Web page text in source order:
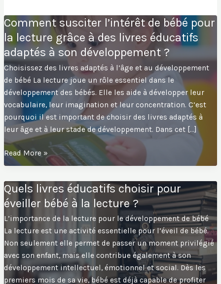
Comment susciter l’intérêt de bébé pour
la lecture grâce à des livres éducatifs
adaptés à son développement ?
Choisissez des livres adaptés à l’âge et au développement
de bébé La lecture joue un rôle essentiel dans le
développement des bébés. Elle les aide à développer leur
vocabulaire, leur imagination et leur concentration. C’est
pourquoi il est important de choisir des livres adaptés à
leur âge et à leur stade de développement. Dans cet […]
Comment
susciter
de
bébé
pour
la
lecture
à
Read More »
Quels livres éducatifs choisir pour
éveiller bébé à la lecture ?
L’importance de la lecture pour le développement de bébé
La lecture est une activité essentielle pour l’éveil de bébé.
Non seulement elle permet de passer un moment privilégié
avec son enfant, mais elle contribue également à son
développement intellectuel, émotionnel et social. Dès les
premiers mois de sa vie, bébé est déjà capable de profiter